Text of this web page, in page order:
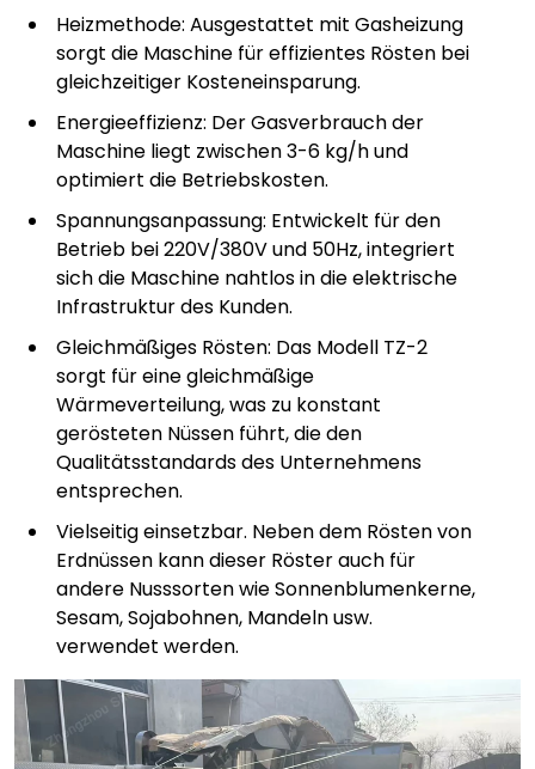
Heizmethode: Ausgestattet mit Gasheizung
sorgt die Maschine für effizientes Rösten bei
gleichzeitiger Kosteneinsparung.
Energieeffizienz: Der Gasverbrauch der
Maschine liegt zwischen 3-6 kg/h und
optimiert die Betriebskosten.
Spannungsanpassung: Entwickelt für den
Betrieb bei 220V/380V und 50Hz, integriert
sich die Maschine nahtlos in die elektrische
Infrastruktur des Kunden.
Gleichmäßiges Rösten: Das Modell TZ-2
sorgt für eine gleichmäßige
Wärmeverteilung, was zu konstant
gerösteten Nüssen führt, die den
Qualitätsstandards des Unternehmens
entsprechen.
Vielseitig einsetzbar. Neben dem Rösten von
Erdnüssen kann dieser Röster auch für
andere Nusssorten wie Sonnenblumenkerne,
Sesam, Sojabohnen, Mandeln usw.
verwendet werden.